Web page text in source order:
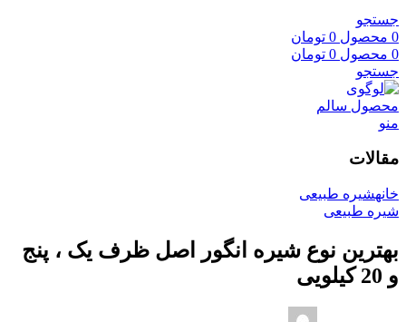
جستجو
0 محصول 0 تومان
0 محصول 0 تومان
جستجو
منو
مقالات
خانهشیره طبیعی
شیره طبیعی
بهترین نوع شیره انگور اصل ظرف یک ، پنج
و 20 کیلویی